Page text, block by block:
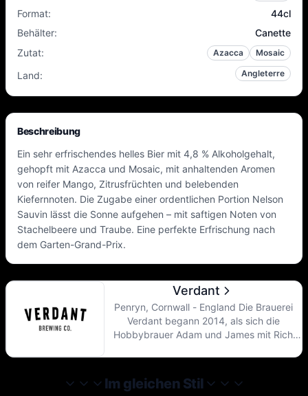
Format:
44cl
Behälter:
Canette
Zutat: Azacca Mosaic
Land: Angleterre
Beschreibung
Ein sehr erfrischendes helles Bier mit 4,8 % Alkoholgehalt,
gehopft mit Azacca und Mosaic, mit anhaltenden Aromen
von reifer Mango, Zitrusfrüchten und belebenden
Kiefernnoten. Die Zugabe einer ordentlichen Portion Nelson
Sauvin lässt die Sonne aufgehen – mit saftigen Noten von
Stachelbeere und Traube. Eine perfekte Erfrischung nach
dem Garten-Grand-Prix.
Verdant
Penryn, Cornwall - England Die Brauerei
Verdant begann 2014, als sich die
Hobbybrauer Adam und James mit Rich
erhältlich waren. Ihre Philosophie beruht auf
dem Brauen der geschmacksreichen Biere,
Im gleichen Stil